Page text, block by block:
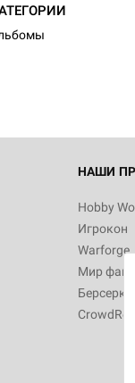
НАШИ
Hobby
Игрокон
Warforge
Мир
Берсерк